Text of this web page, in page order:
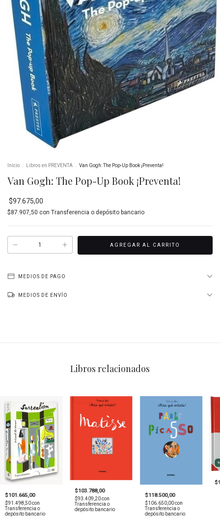
Inicio Libros en PREVENTA Van Gogh: The Pop-Up Book ¡Preventa!
Van Gogh: The Pop-Up Book ¡Preventa!
$97.675,00
$87.907,50 con Transferencia o depósito bancario
MEDIOS DE PAGO
MEDIOS DE ENVÍO
Libros relacionados
$101.665,00
$91.498,50con
Transferencia o
depósito bancario
$103.788,00
$93.409,20con
Transferencia o
depósito bancario
$118.500,00
$106.650,00con
Transferencia o
depósito bancario